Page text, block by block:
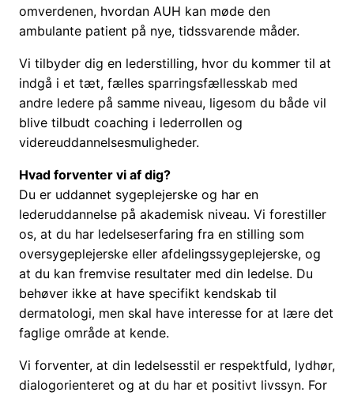
omverdenen, hvordan AUH kan møde den
ambulante patient på nye, tidssvarende måder.
Vi tilbyder dig en lederstilling, hvor du kommer til at
indgå i et tæt, fælles sparringsfællesskab med
andre ledere på samme niveau, ligesom du både vil
blive tilbudt coaching i lederrollen og
videreuddannelsesmuligheder.
Hvad forventer vi af dig?
Du er uddannet sygeplejerske og har en
lederuddannelse på akademisk niveau. Vi forestiller
os, at du har ledelseserfaring fra en stilling som
oversygeplejerske eller afdelingssygeplejerske, og
at du kan fremvise resultater med din ledelse. Du
behøver ikke at have specifikt kendskab til
dermatologi, men skal have interesse for at lære det
faglige område at kende.
Vi forventer, at din ledelsesstil er respektfuld, lydhør,
dialogorienteret og at du har et positivt livssyn. For